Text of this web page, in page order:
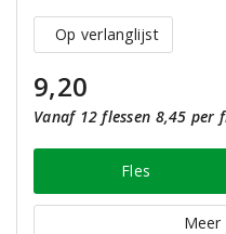
Op verlanglijst
9,20
Vanaf 12 flessen 8,45 per
Fles